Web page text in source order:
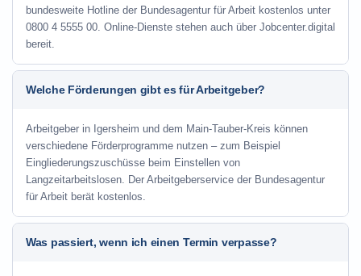
bundesweite Hotline der Bundesagentur für Arbeit kostenlos unter
0800 4 5555 00. Online-Dienste stehen auch über Jobcenter.digital
bereit.
Welche Förderungen gibt es für Arbeitgeber?
Arbeitgeber in Igersheim und dem Main-Tauber-Kreis können
verschiedene Förderprogramme nutzen – zum Beispiel
Eingliederungszuschüsse beim Einstellen von
Langzeitarbeitslosen. Der Arbeitgeberservice der Bundesagentur
für Arbeit berät kostenlos.
Was passiert, wenn ich einen Termin verpasse?